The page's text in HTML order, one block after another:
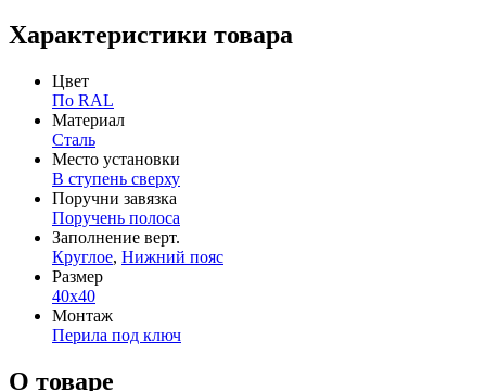
Характеристики товара
Цвет
По RAL
Материал
Сталь
Место установки
В ступень сверху
Поручни завязка
Поручень полоса
Заполнение верт.
Круглое, Нижний пояс
Размер
40х40
Монтаж
Перила под ключ
О товаре